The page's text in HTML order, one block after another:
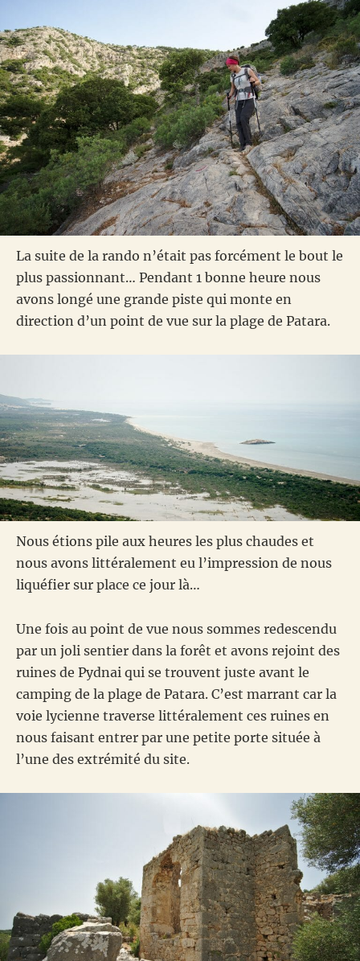
La suite de la rando n’était pas forcément le bout le
plus passionnant… Pendant 1 bonne heure nous
avons longé une grande piste qui monte en
direction d’un point de vue sur la plage de Patara.
Nous étions pile aux heures les plus chaudes et
nous avons littéralement eu l’impression de nous
liquéfier sur place ce jour là…
Une fois au point de vue nous sommes redescendu
par un joli sentier dans la forêt et avons rejoint des
ruines de Pydnai qui se trouvent juste avant le
camping de la plage de Patara. C’est marrant car la
voie lycienne traverse littéralement ces ruines en
nous faisant entrer par une petite porte située à
l’une des extrémité du site.